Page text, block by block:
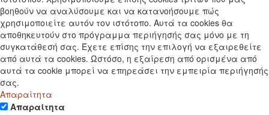
βοηθούν να αναλύσουμε και να κατανοήσουμε πώς
χρησιμοποιείτε αυτόν τον ιστότοπο. Αυτά τα cookies θα
αποθηκευτούν στο πρόγραμμα περιήγησής σας μόνο με τη
συγκατάθεσή σας. Έχετε επίσης την επιλογή να εξαιρεθείτε
από αυτά τα cookies. Ωστόσο, η εξαίρεση από ορισμένα από
αυτά τα cookie μπορεί να επηρεάσει την εμπειρία περιήγησής
σας.
Απαραίτητα
Απαραίτητα